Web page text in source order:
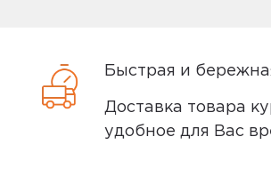
Быстрая и
Доставка товара
удобное для Вас